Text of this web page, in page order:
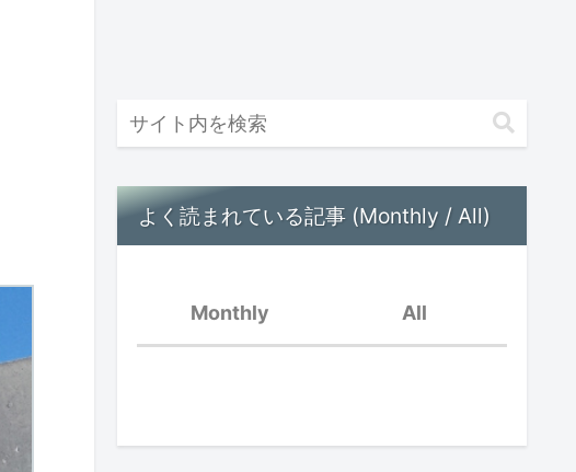
よく読まれている記事 (Monthly / All)
Monthly All